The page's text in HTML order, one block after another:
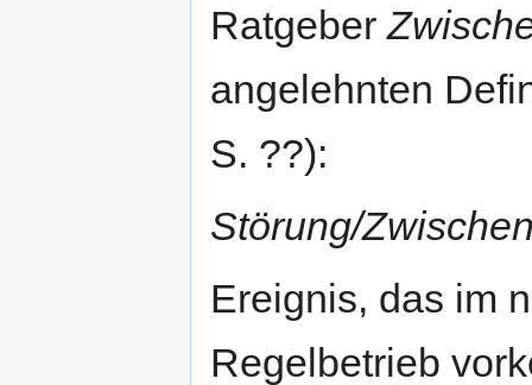
Ratgeber
angelehnten
S. ??):
Störung/
Ereignis, das im
Regelbetrieb